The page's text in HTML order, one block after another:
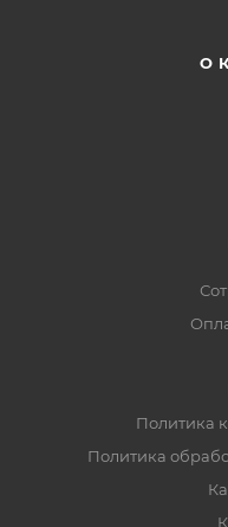
О
Политика
Политика